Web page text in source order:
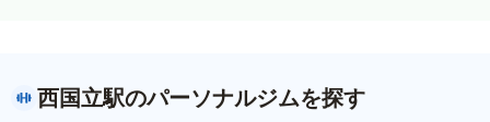
西国立駅のパーソナルジムを探す